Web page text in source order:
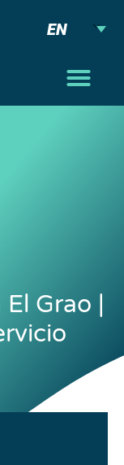
EN
Grao |